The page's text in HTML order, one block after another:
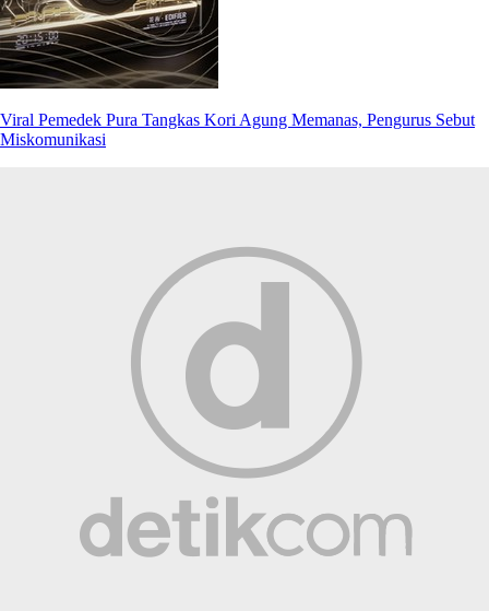
Viral Pemedek Pura Tangkas Kori Agung Memanas, Pengurus Sebut
Miskomunikasi